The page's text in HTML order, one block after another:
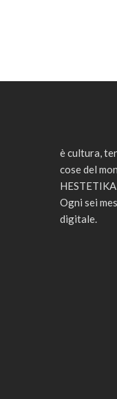
è cultura,
cose del
Ogni sei
digitale.